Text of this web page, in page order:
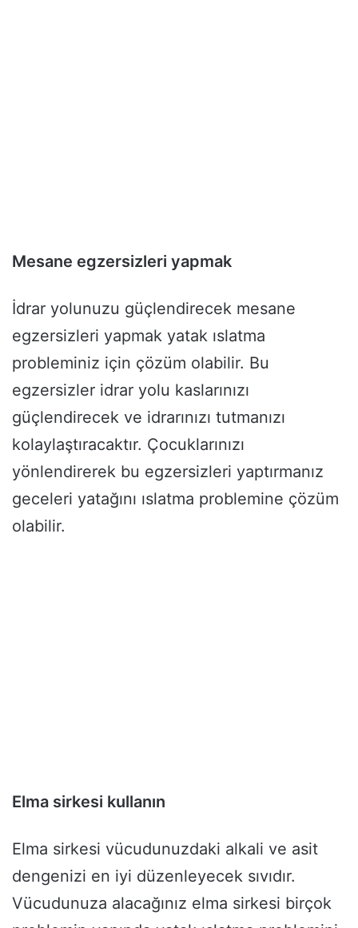
Mesane egzersizleri yapmak
İdrar yolunuzu güçlendirecek mesane
egzersizleri yapmak yatak ıslatma
probleminiz için çözüm olabilir. Bu
egzersizler idrar yolu kaslarınızı
güçlendirecek ve idrarınızı tutmanızı
kolaylaştıracaktır. Çocuklarınızı
yönlendirerek bu egzersizleri yaptırmanız
geceleri yatağını ıslatma problemine çözüm
olabilir.
Elma sirkesi kullanın
Elma sirkesi vücudunuzdaki alkali ve asit
dengenizi en iyi düzenleyecek sıvıdır.
Vücudunuza alacağınız elma sirkesi birçok